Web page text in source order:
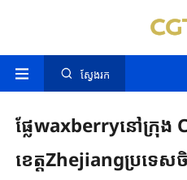
ស្វែងរក
ផ្លែ‌waxberryនៅក្រុង
ខេត្តZhejiangប្រទេ